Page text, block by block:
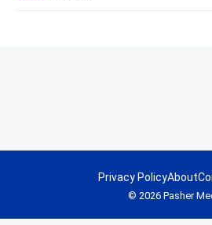
© 2026 Pasher
Privacy PolicyAbout